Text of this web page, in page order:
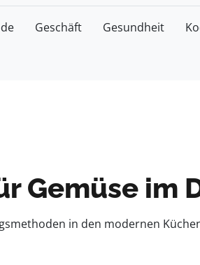
Geschäft Gesundheit
Gemüse im
in den modernen